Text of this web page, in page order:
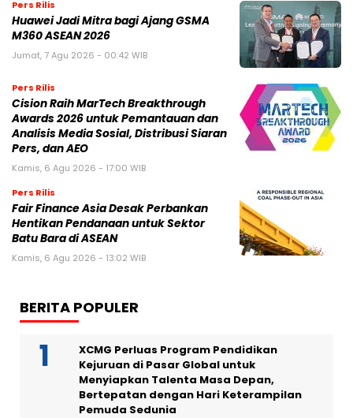
Pers Rilis
Huawei Jadi Mitra bagi Ajang GSMA
M360 ASEAN 2026
Jumat, 7 Agu 2026 - 00:42 WIB
Pers Rilis
Cision Raih MarTech Breakthrough
Awards 2026 untuk Pemantauan dan
Analisis Media Sosial, Distribusi Siaran
Pers, dan AEO
Kamis, 6 Agu 2026 - 17:00 WIB
Pers Rilis
Fair Finance Asia Desak Perbankan
Hentikan Pendanaan untuk Sektor
Batu Bara di ASEAN
Kamis, 6 Agu 2026 - 13:02 WIB
BERITA POPULER
XCMG Perluas Program Pendidikan
Kejuruan di Pasar Global untuk
Menyiapkan Talenta Masa Depan,
Bertepatan dengan Hari Keterampilan
Pemuda Sedunia